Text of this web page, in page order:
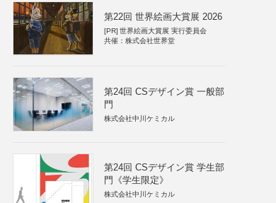
第22回 世界絵画大賞展 2026
[PR] 世界絵画大賞展 実行委員会
共催：株式会社世界堂
第24回 CSデザイン賞 一般部
門
株式会社中川ケミカル
第24回 CSデザイン賞 学生部
門《学生限定》
株式会社中川ケミカル